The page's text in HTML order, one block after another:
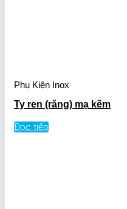
Phụ Kiện Inox
Ty ren (răng) mạ kẽm
Đọc tiếp